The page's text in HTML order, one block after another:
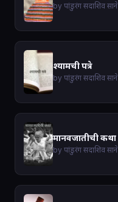
by पांडुरंग सदाशिव साने
श्यामची पत्रे
by पांडुरंग सदाशिव साने
मानवजातीची कथा
by पांडुरंग सदाशिव साने